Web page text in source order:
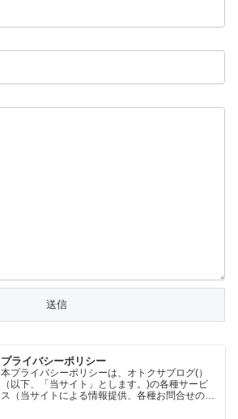
プライバシーポリシー
本プライバシーポリシーは、オトクサブログ(）
（以下、「当サイト」とします。)の各種サービ
ス（当サイトによる情報提供、各種お問合せの受